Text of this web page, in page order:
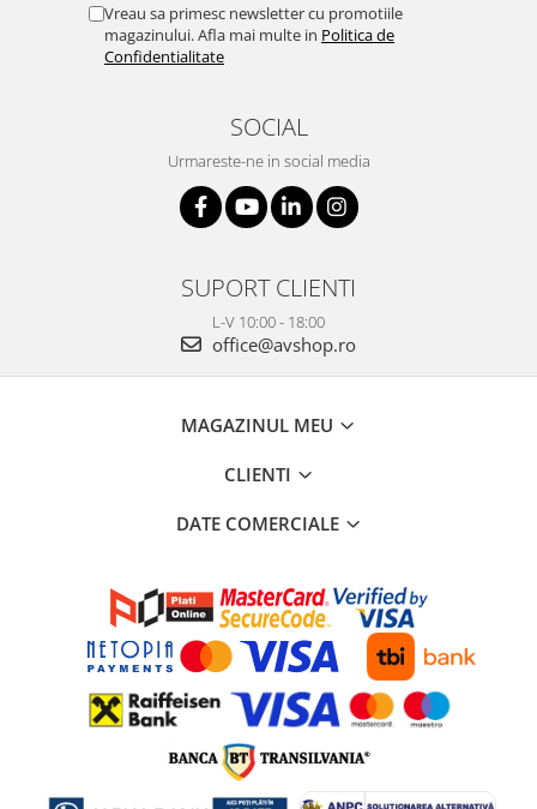
Vreau sa primesc newsletter cu promotiile
magazinului. Afla mai multe in Politica de
Confidentialitate
SOCIAL
Urmareste-ne in social media
SUPORT CLIENTI
L-V 10:00 - 18:00
office@avshop.ro
MAGAZINUL MEU
CLIENTI
DATE COMERCIALE